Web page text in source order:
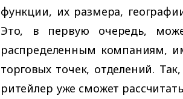
функции, их размера,
Это, в первую очередь,
распределенным компаниям,
торговых точек, отделений.
ритейлер уже сможет